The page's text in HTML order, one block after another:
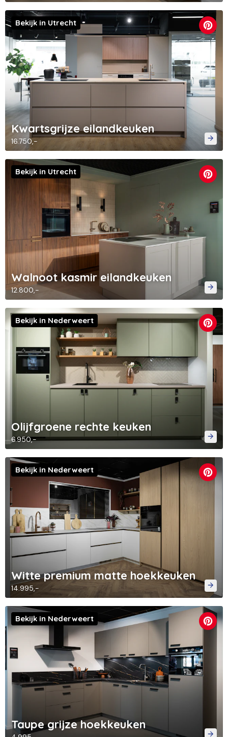
Kwartsgrijze eilandkeuken
16.750,-
Bekijk in Utrecht
Walnoot kasmir eilandkeuken
12.800,-
Bekijk in Utrecht
Olijfgroene rechte keuken
6.950,-
Bekijk in Nederweert
Witte premium matte hoekkeuken
14.995,-
Bekijk in Nederweert
Taupe grijze hoekkeuken
Bekijk in Nederweert